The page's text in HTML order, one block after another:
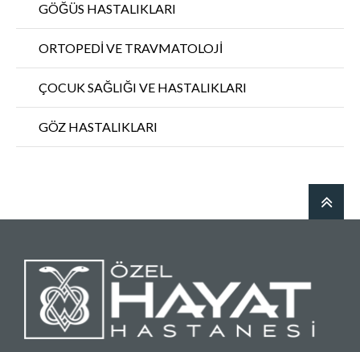
GÖĞÜS HASTALIKLARI
ORTOPEDİ VE TRAVMATOLOJİ
ÇOCUK SAĞLIĞI VE HASTALIKLARI
GÖZ HASTALIKLARI